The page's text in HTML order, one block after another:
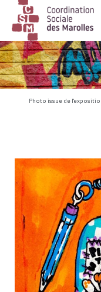
Main Navigation
Photo issue de